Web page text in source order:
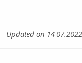
Updated on 14.07.2022